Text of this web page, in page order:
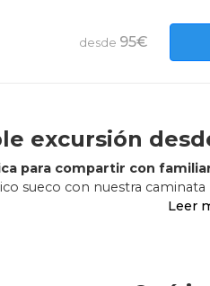
desde 95€
excursión
para compartir con
sueco con nuestra